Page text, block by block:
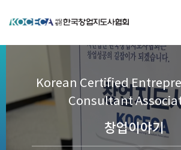
Korean Certified
Consultant
창업이야기